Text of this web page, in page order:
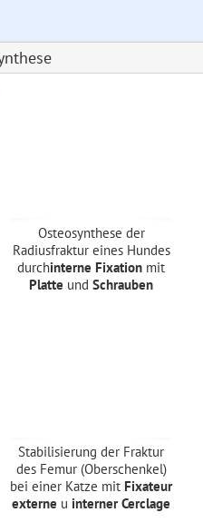
Osteosynthese der
Radiusfraktur eines Hundes
durchinterne Fixation mit
Platte und Schrauben
Stabilisierung der Fraktur
des Femur (Oberschenkel)
bei einer Katze mit Fixateur
externe u interner Cerclage